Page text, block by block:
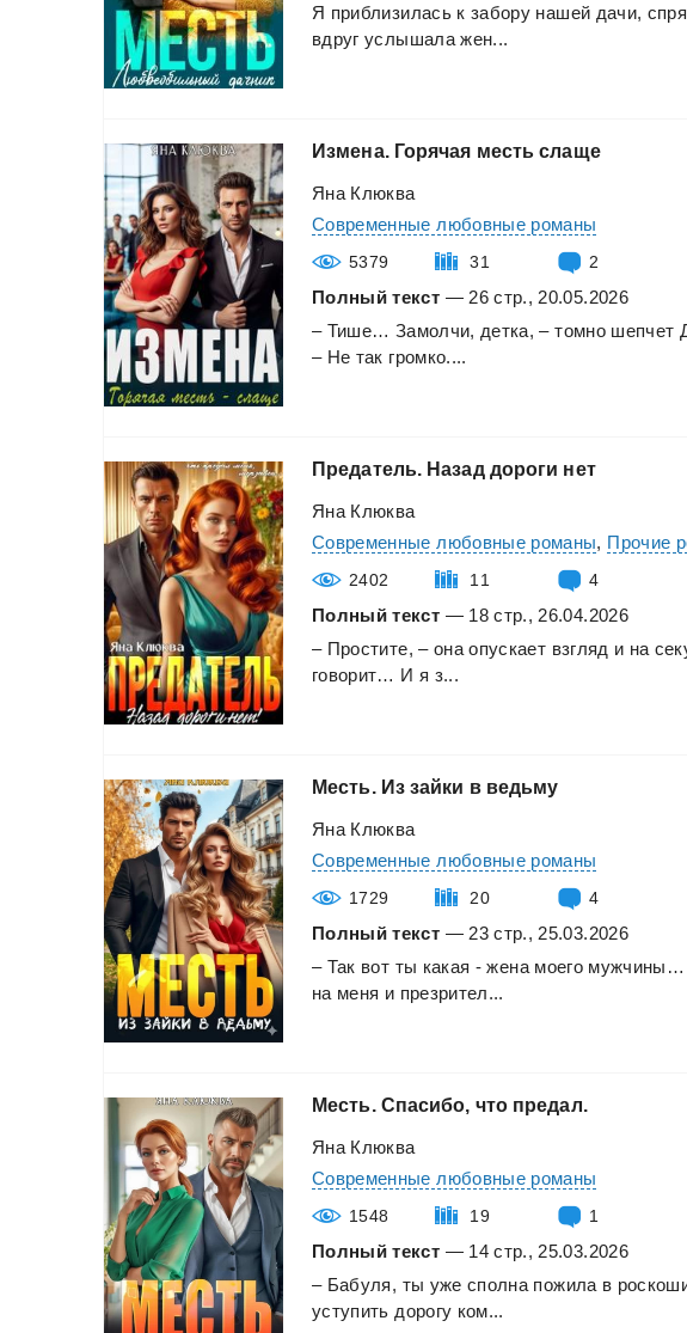
Я приблизилась к забору нашей дачи,
вдруг услышала жен...
Измена. Горячая месть слаще
Яна Клюква
Современные любовные романы
5379 31 2
Полный текст — 26 стр., 20.05.2026
– Тише… Замолчи, детка, – томно шепчет
– Не так громко....
Предатель. Назад дороги нет
Яна Клюква
Современные любовные романы, Прочие
2402 11 4
Полный текст — 18 стр., 26.04.2026
– Простите, – она опускает взгляд и на
говорит… И я з...
Месть. Из зайки в ведьму
Яна Клюква
Современные любовные романы
1729 20 4
Полный текст — 23 стр., 25.03.2026
– Так вот ты какая - жена моего мужчины…
на меня и презрител...
Месть. Спасибо, что предал.
Яна Клюква
Современные любовные романы
1548 19 1
Полный текст — 14 стр., 25.03.2026
– Бабуля, ты уже сполна пожила в
уступить дорогу ком...